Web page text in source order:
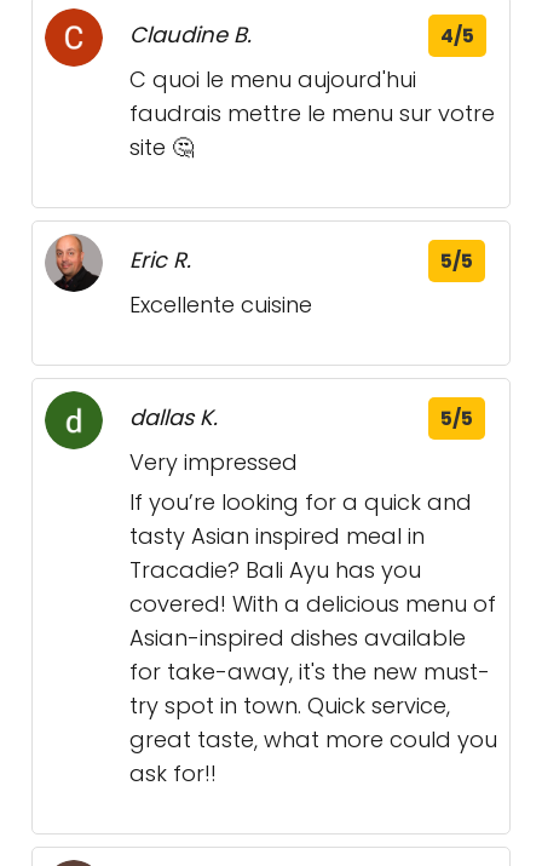
Claudine B. 4/5
C quoi le menu aujourd'hui
faudrais mettre le menu sur votre
site 🤔
Eric R. 5/5
Excellente cuisine
dallas K. 5/5
Very impressed
If you’re looking for a quick and
tasty Asian inspired meal in
Tracadie? Bali Ayu has you
covered! With a delicious menu of
Asian-inspired dishes available
for take-away, it's the new must-
try spot in town. Quick service,
great taste, what more could you
ask for!!